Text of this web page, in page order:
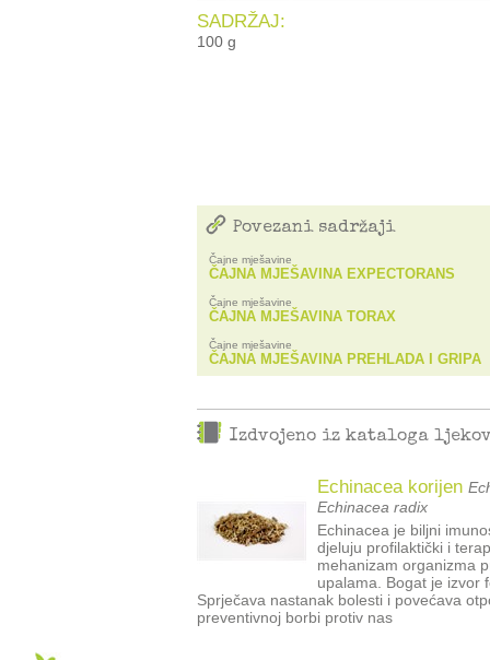
SADRŽAJ:
100 g
Povezani sadržaji
Čajne mješavine
ČAJNA MJEŠAVINA EXPECTORANS
Čajne mješavine
ČAJNA MJEŠAVINA TORAX
Čajne mješavine
ČAJNA MJEŠAVINA PREHLADA I GRIPA
Izdvojeno iz kataloga
Echinacea korijen
Echinacea radix
Echinacea je biljni
djeluju profilaktički i
mehanizam organizma
upalama. Bogat je izvor
Sprječava nastanak bolesti i povećava
preventivnoj borbi protiv nas